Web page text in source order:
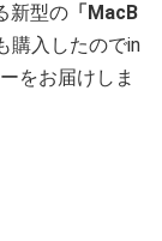
新型の 「MacB
購入したのでin
をお届けしま